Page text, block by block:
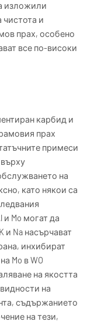
изложили
чистота и
прах, особено
все по-високи
карбид и
прах
примеси
на
като някои са
и Mo могат да
и Na насърчават
инхибират
Mo в WO
на якостта
на
съдържанието
на тези,